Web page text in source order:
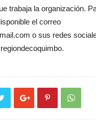
trabaja la organización.
el correo
o sus redes